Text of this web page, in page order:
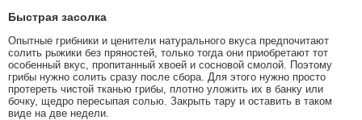
Быстрая засолка
Опытные грибники и ценители натурального вкуса предпочитают
солить рыжики без пряностей, только тогда они приобретают тот
особенный вкус, пропитанный хвоей и сосновой смолой. Поэтому
грибы нужно солить сразу после сбора. Для этого нужно просто
протереть чистой тканью грибы, плотно уложить их в банку или
бочку, щедро пересыпая солью. Закрыть тару и оставить в таком
виде на две недели.